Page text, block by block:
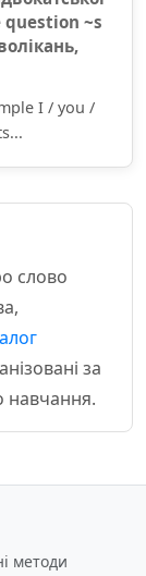
question ~s
I / you /
слово
за
навчання.
методи